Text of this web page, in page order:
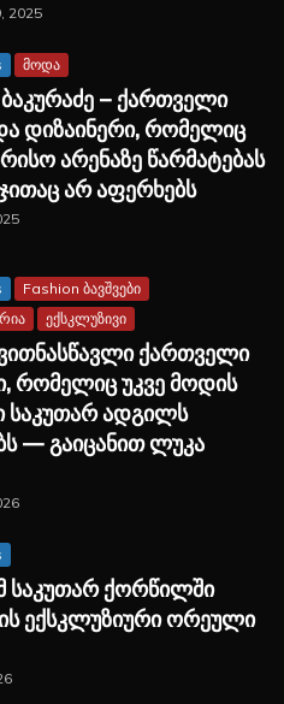
2025
მოდა
ბაკურაძე – ქართველი
დიზაინერი, რომელიც
არენაზე წარმატებას
არ აფერხებს
Fashion ბავშვები
ექსკლუზივი
ქართველი
რომელიც უკვე მოდის
საკუთარ ადგილს
— გაიცანით ლუკა
საკუთარ ქორწილში
ის ექსკლუზიური ორეული